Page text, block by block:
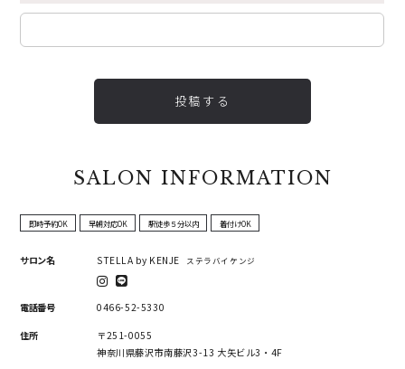
投稿する
SALON INFORMATION
即時予約OK 早朝対応OK 駅徒歩５分以内 着付けOK
サロン名 STELLA by KENJE ステラバイケンジ
電話番号 0466-52-5330
住所
〒251-0055
神奈川県藤沢市南藤沢3-13 大矢ビル3・4F